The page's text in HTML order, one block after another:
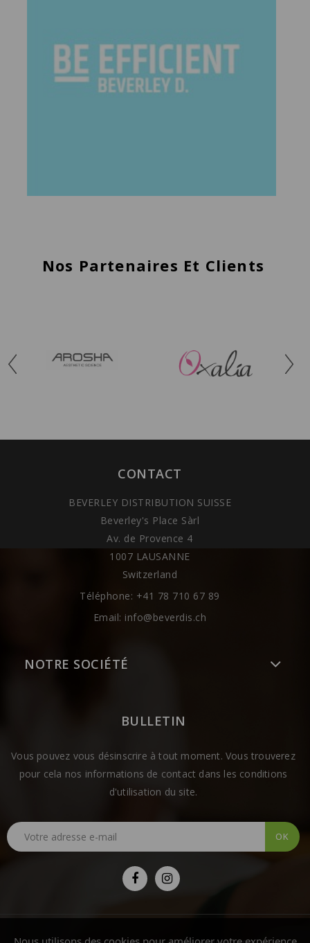
Nos Partenaires Et Clients
CONTACT
BEVERLEY DISTRIBUTION SUISSE
Beverley's Place Sàrl
Av. de Provence 4
1007 LAUSANNE
Switzerland
Téléphone: +41 78 710 67 89
Email: info@beverdis.ch
NOTRE SOCIÉTÉ
BULLETIN
Vous pouvez vous désinscrire à tout moment. Vous trouverez
pour cela nos informations de contact dans les conditions
d'utilisation du site.